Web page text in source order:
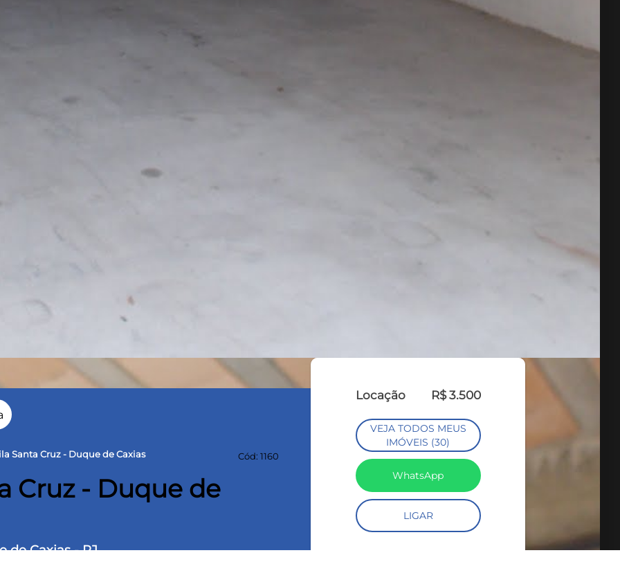
Locação R$ 3.500
VEJA TODOS MEUS
IMÓVEIS (30)
WhatsApp
LIGAR
Santa Cruz - Duque de Caxias Cód: 1160
Cruz - Duque de
de Caxias - RJ